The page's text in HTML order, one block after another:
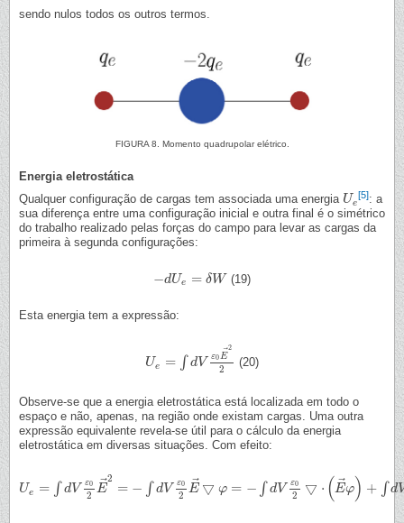
sendo nulos todos os outros termos.
FIGURA 8. Momento quadrupolar elétrico.
Energia eletrostática
Qualquer configuração de cargas tem associada uma energia Ue
Ue[5]: a
sua diferença entre uma configuração inicial e outra final é o simétrico
do trabalho realizado pelas forças do campo para levar as cargas da
primeira à segunda configurações:
−dUe = δW
−dUe= δW (19)
Esta energia tem a expressão:
Ue = ∫ dV
ε0 E⃗2
2
Ue =∫d Vε0E→22 (20)
Observe-se que a energia eletrostática está localizada em todo o
espaço e não, apenas, na região onde existam cargas. Uma outra
expressão equivalente revela-se útil para o cálculo da energia
eletrostática em diversas situações. Com efeito:
Ue = ∫ dV
ε0
2 E⃗2
= − ∫ dV
ε0
2 E⃗ ▽ φ = − ∫ dV
ε0
2 ▽ ⋅ (E⃗φ) + ∫ d
Ue =∫d Vε 02E→2= ∫dVε0 2 E→ ▽φ=−∫d Vε 02▽⋅( E→φ) +∫d Vε 0 2φ▽⋅E →